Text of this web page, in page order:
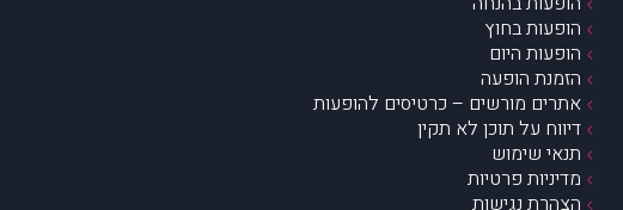
הופעות בחוץ
הופעות היום
הזמנת הופעה
אתרים מורשים – כרטיסים להופעות
דיווח על תוכן לא תקין
תנאי שימוש
מדיניות פרטיות
הצהרת נגישות